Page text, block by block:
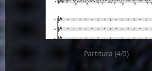
Partitura (4/5)